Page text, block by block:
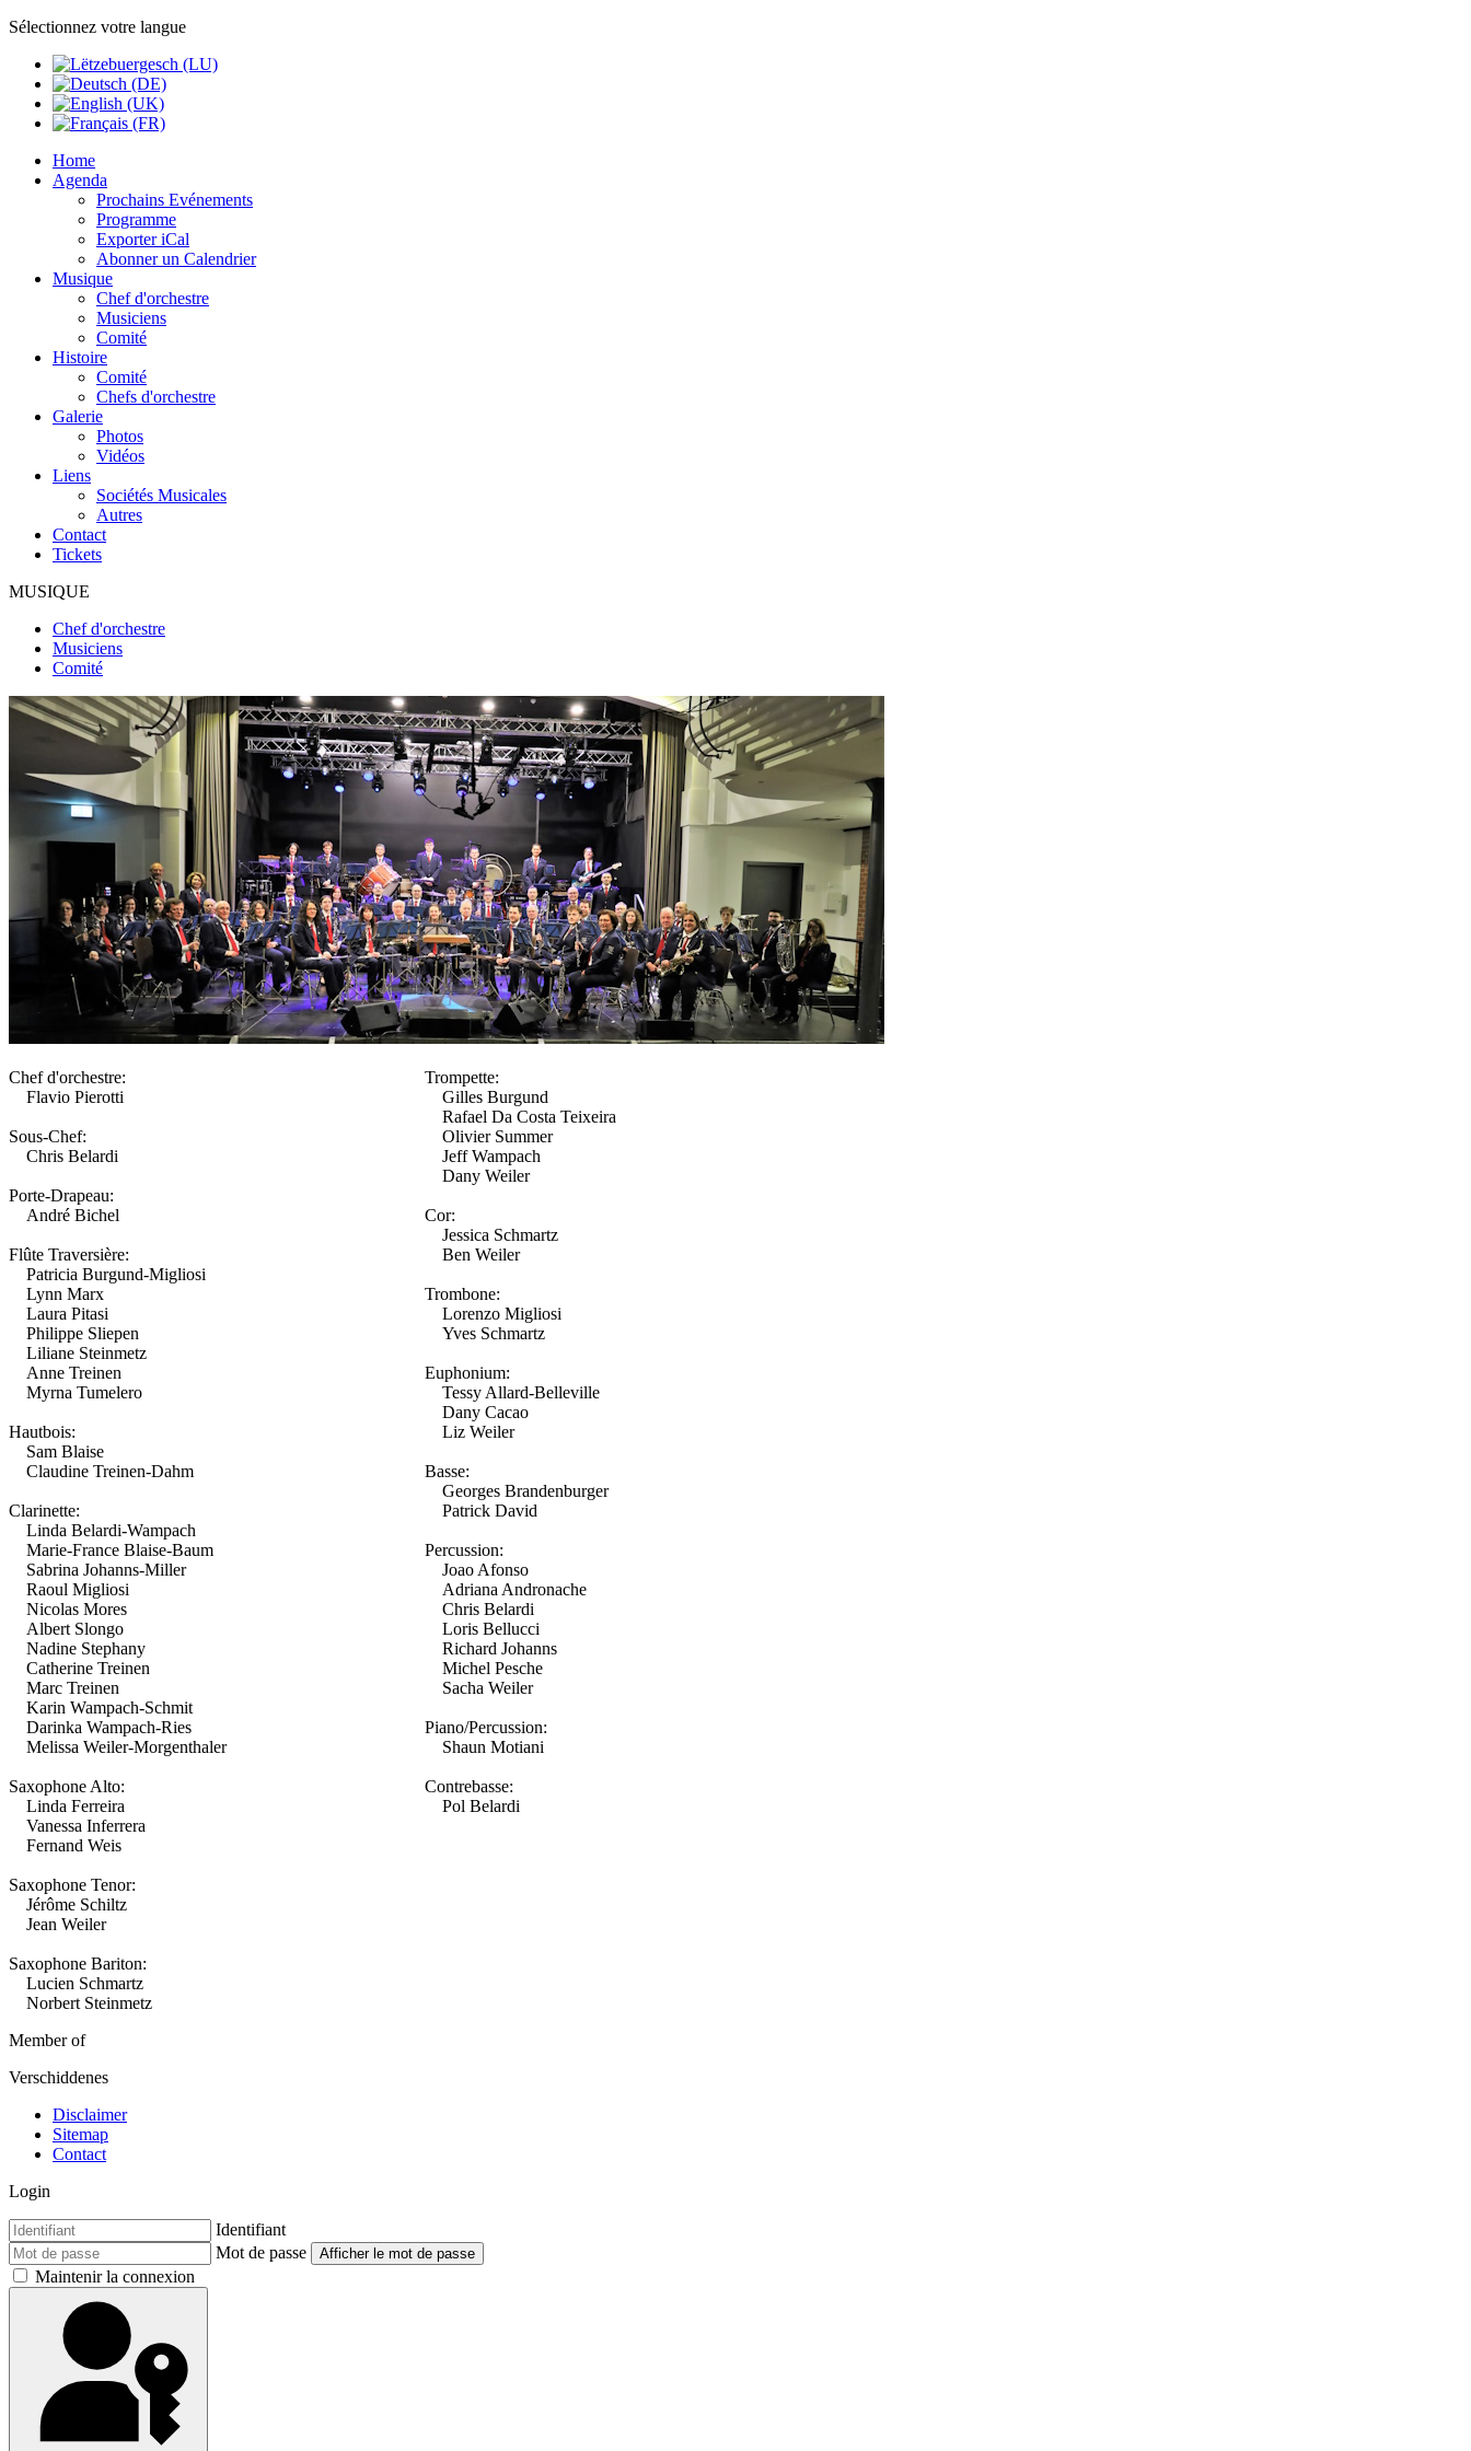
Sélectionnez votre langue
Home
Agenda
Prochains Evénements
Programme
Exporter iCal
Abonner un Calendrier
Musique
Chef d'orchestre
Musiciens
Comité
Histoire
Comité
Chefs d'orchestre
Galerie
Photos
Vidéos
Liens
Sociétés Musicales
Autres
Contact
Tickets
MUSIQUE
Chef d'orchestre
Musiciens
Comité
Chef d'orchestre:
Flavio Pierotti
Sous-Chef:
Chris Belardi
Porte-Drapeau:
André Bichel
Flûte Traversière:
Patricia Burgund-Migliosi
Lynn Marx
Laura Pitasi
Philippe Sliepen
Liliane Steinmetz
Anne Treinen
Myrna Tumelero
Hautbois:
Sam Blaise
Claudine Treinen-Dahm
Clarinette:
Linda Belardi-Wampach
Marie-France Blaise-Baum
Sabrina Johanns-Miller
Raoul Migliosi
Nicolas Mores
Albert Slongo
Nadine Stephany
Catherine Treinen
Marc Treinen
Karin Wampach-Schmit
Darinka Wampach-Ries
Melissa Weiler-Morgenthaler
Saxophone Alto:
Linda Ferreira
Vanessa Inferrera
Fernand Weis
Saxophone Tenor:
Jérôme Schiltz
Jean Weiler
Saxophone Bariton:
Lucien Schmartz
Norbert Steinmetz
Trompette:
Gilles Burgund
Rafael Da Costa Teixeira
Olivier Summer
Jeff Wampach
Dany Weiler
Cor:
Jessica Schmartz
Ben Weiler
Trombone:
Lorenzo Migliosi
Yves Schmartz
Euphonium:
Tessy Allard-Belleville
Dany Cacao
Liz Weiler
Basse:
Georges Brandenburger
Patrick David
Percussion:
Joao Afonso
Adriana Andronache
Chris Belardi
Loris Bellucci
Richard Johanns
Michel Pesche
Sacha Weiler
Piano/Percussion:
Shaun Motiani
Contrebasse:
Pol Belardi
Member of
Verschiddenes
Disclaimer
Sitemap
Contact
Login
Identifiant
Mot de passe
Afficher le mot de passe
Maintenir la connexion